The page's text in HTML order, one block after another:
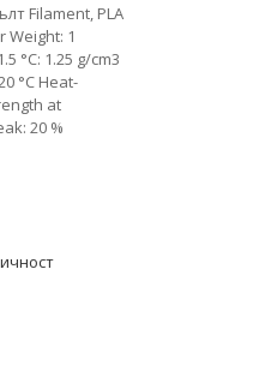
Filament, PLA
Weight: 1
°C: 1.25 g/cm3
°C Heat-
at
20 %